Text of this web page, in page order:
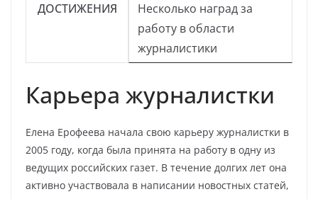
ДОСТИЖЕНИЯ
Несколько наград за
работу в области
журналистики
Карьера журналистки
Елена Ерофеева начала свою карьеру журналистки в
2005 году, когда была принята на работу в одну из
ведущих российских газет. В течение долгих лет она
активно участвовала в написании новостных статей,